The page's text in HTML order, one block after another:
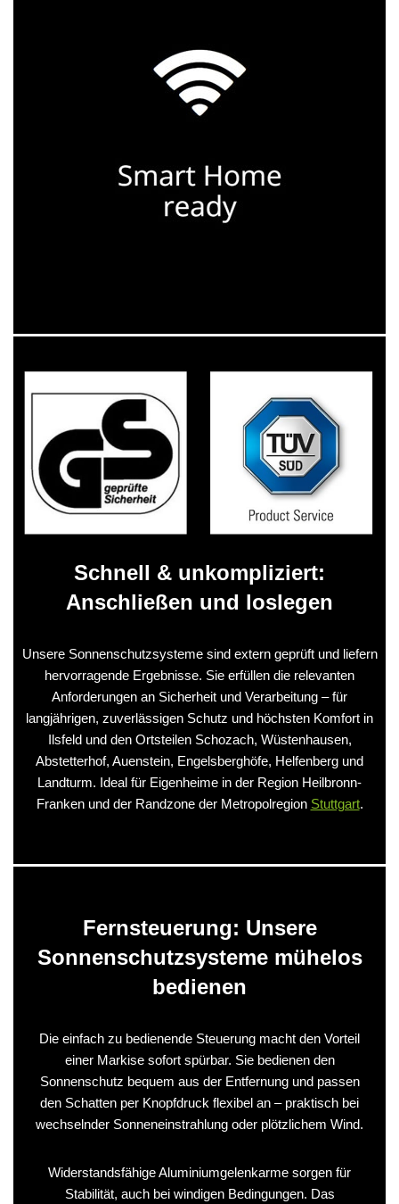
Schnell & unkompliziert:
Anschließen und loslegen
Unsere Sonnenschutzsysteme sind extern geprüft und liefern
hervorragende Ergebnisse. Sie erfüllen die relevanten
Anforderungen an Sicherheit und Verarbeitung – für
langjährigen, zuverlässigen Schutz und höchsten Komfort in
Ilsfeld und den Ortsteilen Schozach, Wüstenhausen,
Abstetterhof, Auenstein, Engelsberghöfe, Helfenberg und
Landturm. Ideal für Eigenheime in der Region Heilbronn-
Franken und der Randzone der Metropolregion Stuttgart.
Fernsteuerung: Unsere
Sonnenschutzsysteme mühelos
bedienen
Die einfach zu bedienende Steuerung macht den Vorteil
einer Markise sofort spürbar. Sie bedienen den
Sonnenschutz bequem aus der Entfernung und passen
den Schatten per Knopfdruck flexibel an – praktisch bei
wechselnder Sonneneinstrahlung oder plötzlichem Wind.
Widerstandsfähige Aluminiumgelenkarme sorgen für
Stabilität, auch bei windigen Bedingungen. Das